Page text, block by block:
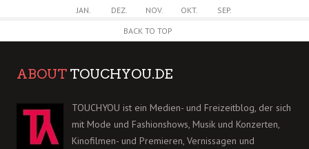
JAN. DEZ. NOV. OKT.
SEP.
BACK TO TOP
ABOUT TOUCHYOU.DE
TOUCHYOU ist ein Medien- und Freizeitblog, der sich
mit Mode und Fashionshows, Musik und Konzerten,
Kinofilmen- und Premieren, Vernissagen und